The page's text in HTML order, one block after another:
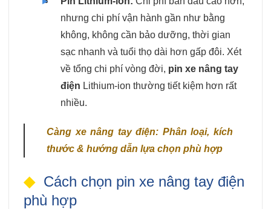
nhưng chi phí vận hành gần như bằng
không, không cần bảo dưỡng, thời gian
sạc nhanh và tuổi thọ dài hơn gấp đôi. Xét
về tổng chi phí vòng đời, pin xe nâng tay
điện Lithium-ion thường tiết kiệm hơn rất
nhiều.
Càng xe nâng tay điện: Phân loại, kích
thước & hướng dẫn lựa chọn phù hợp
Cách chọn pin xe nâng tay điện
phù hợp